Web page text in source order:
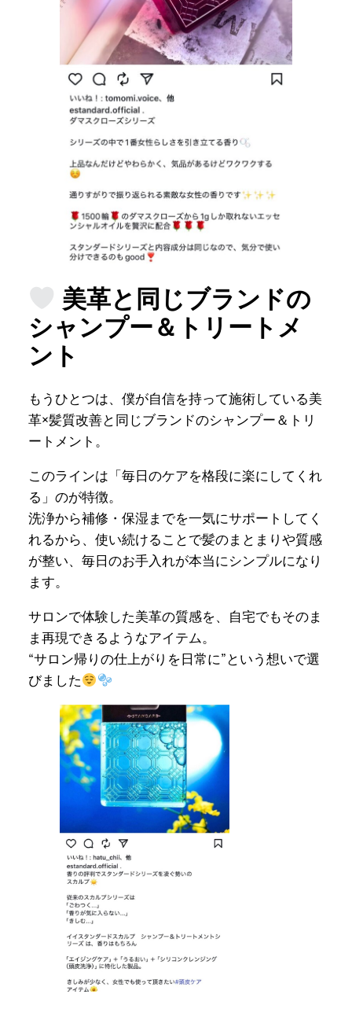
美革と同じブランドの
シャンプー＆トリートメ
ント
もうひとつは、僕が自信を持って施術している美
革×髪質改善と同じブランドのシャンプー＆トリ
ートメント。
このラインは「毎日のケアを格段に楽にしてくれ
る」のが特徴。
洗浄から補修・保湿までを一気にサポートしてく
れるから、使い続けることで髪のまとまりや質感
が整い、毎日のお手入れが本当にシンプルになり
ます。
サロンで体験した美革の質感を、自宅でもそのま
ま再現できるようなアイテム。
“サロン帰りの仕上がりを日常に”という想いで選
びました